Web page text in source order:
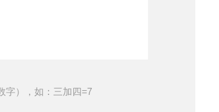
字），如：三加四=7